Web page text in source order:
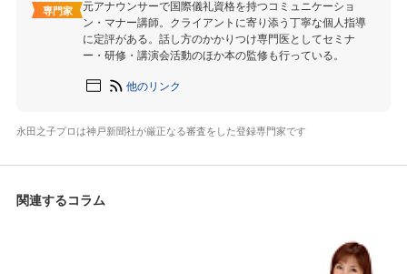
専門家
元アナウンサーで国際儀礼資格を持つコミュニケーショ
ン・マナー講師。クライアントに寄り添う丁寧な個人指導
に定評がある。話し方のかかりつけ専門医としてセミナ
ー・研修・講演会活動のほか本の監修も行っている。
他のリンク
永田之子プロは神戸新聞社が厳正なる審査をした登録専門家です
関連するコラム